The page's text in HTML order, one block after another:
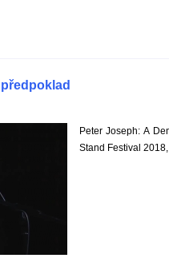
Peter Joseph: A
Stand Festival